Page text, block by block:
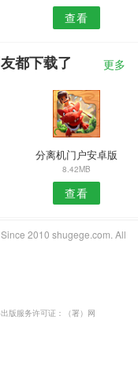
查看
都下载了 更多
分离机门户安卓版
8.42MB
查看
2010 shugege.com. All
版服务许可证：（署）网